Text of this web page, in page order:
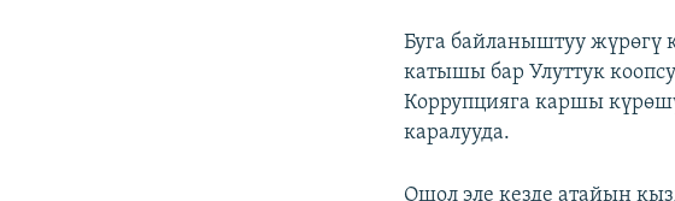
Буга байланыштуу жүрөгү
катышы бар Улуттук
Коррупцияга каршы
каралууда.
Ошол эле кезде атайын